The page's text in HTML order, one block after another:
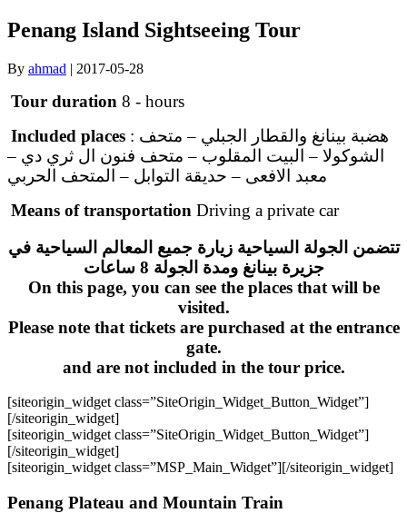
Penang Island Sightseeing Tour
By ahmad | 2017-05-28
Tour duration 8 - hours
Included places : هضبة بينانغ والقطار الجبلي – متحف
الشوكولا – البيت المقلوب – متحف فنون ال ثري دي –
Means of transportation Driving a private car
تتضمن الجولة السياحية زيارة جميع المعالم السياحية في
جزيرة بينانغ ومدة الجولة 8 ساعات
On this page, you can see the places that will be
visited.
Please note that tickets are purchased at the entrance
gate.
and are not included in the tour price.
[siteorigin_widget class=”SiteOrigin_Widget_Button_Widget”]
[/siteorigin_widget]
[siteorigin_widget class=”SiteOrigin_Widget_Button_Widget”]
[/siteorigin_widget]
[siteorigin_widget class=”MSP_Main_Widget”][/siteorigin_widget]
Penang Plateau and Mountain Train